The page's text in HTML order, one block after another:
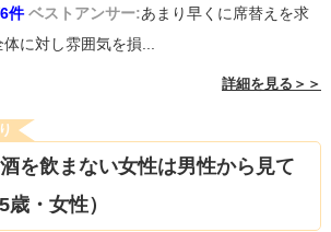
件 ベストアンサー:あまり早くに席替えを求
に対し雰囲気を損...
詳細を見る＞＞
を飲まない女性は男性から見て
・女性）